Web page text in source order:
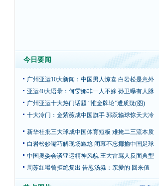
今日要闻
广州亚运10大新闻：中国男人惊喜 白岩松是意外
亚运40大语录：何雯娜非一人不嫁 孙卫曝有人脉
广州亚运十大热门话题 “惟金牌论”遭质疑(图)
十大冷门：金紫薇成中国旗手 郭跃输球惊天大冷
新华社批三大球成中国体育短板 难掩二三流本质
白岩松妙嘴巧解现场尴尬 闭幕不忘揶揄中国足球
中国奥委会谈亚运精神风貌 王大雷骂人反面典型
周苏红曝曾拒绝复出 告慰汤淼：亲爱的 回来值